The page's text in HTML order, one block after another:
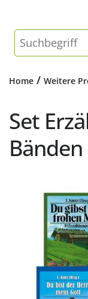
Home / Weitere
Set
Bänden